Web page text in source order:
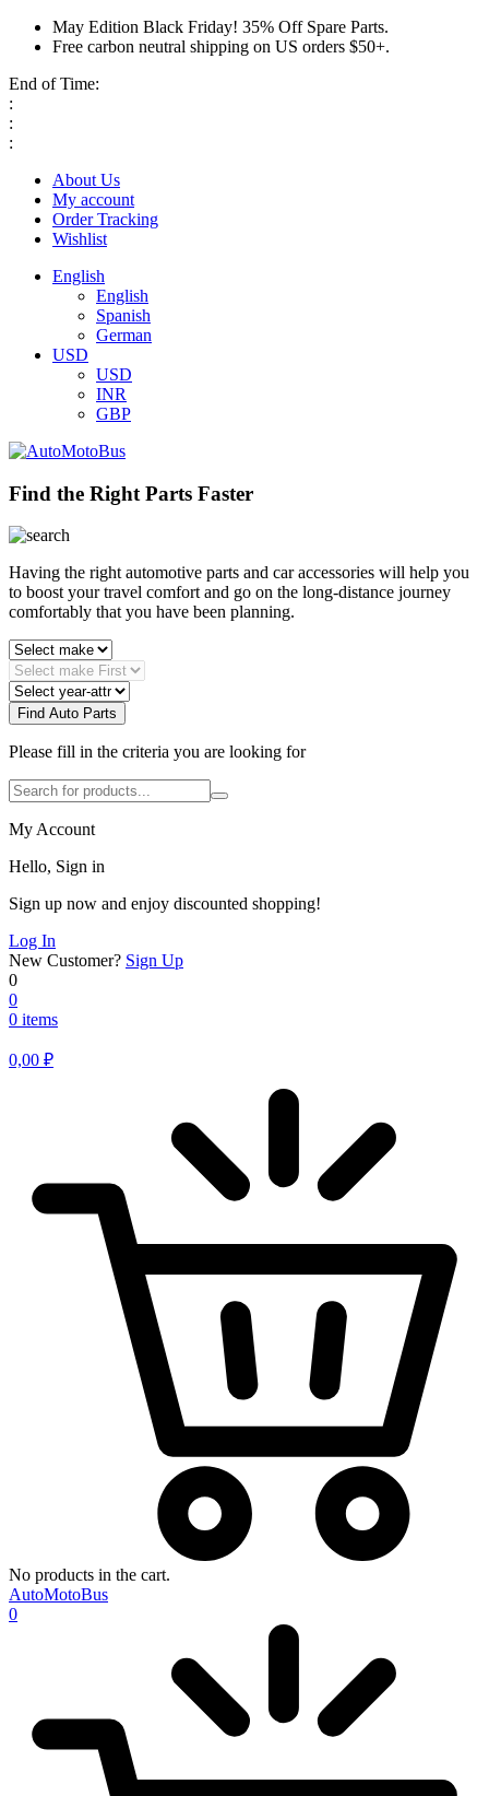
May Edition Black Friday! 35% Off Spare Parts.
Free carbon neutral shipping on US orders $50+.
End of Time:
:
:
:
About Us
My account
Order Tracking
Wishlist
English
English
Spanish
German
USD
USD
INR
GBP
Find the Right Parts Faster
Having the right automotive parts and car accessories will help you
to boost your travel comfort and go on the long-distance journey
comfortably that you have been planning.
Find Auto Parts
Please fill in the criteria you are looking for
My Account
Hello, Sign in
Sign up now and enjoy discounted shopping!
Log In
New Customer? Sign Up
0
0
0 items
0,00 ₽
No products in the cart.
AutoMotoBus
0